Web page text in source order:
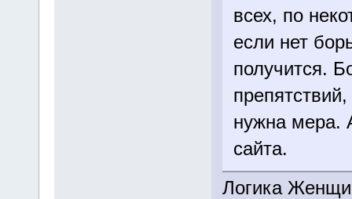
всех, по
если нет
получится.
нужна мера.
сайта.
Логика